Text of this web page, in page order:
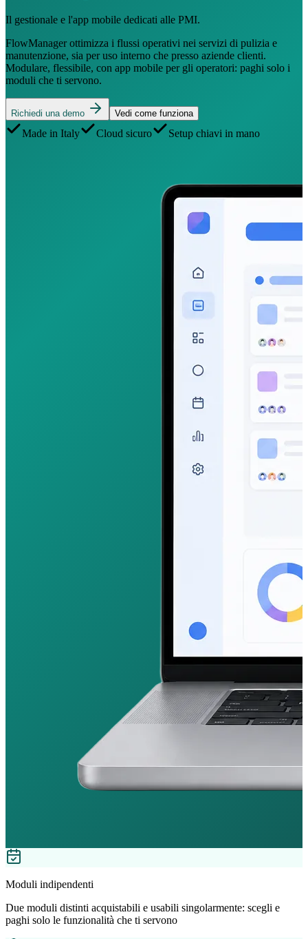
Il gestionale e l'app mobile dedicati alle PMI.
FlowManager ottimizza i flussi operativi nei servizi di pulizia e
manutenzione, sia per uso interno che presso aziende clienti.
Modulare, flessibile, con app mobile per gli operatori: paghi solo i
moduli che ti servono.
Richiedi una demo Vedi come funziona
Made in Italy Cloud sicuro Setup chiavi in mano
Moduli indipendenti
Due moduli distinti acquistabili e usabili singolarmente: scegli e
paghi solo le funzionalità che ti servono